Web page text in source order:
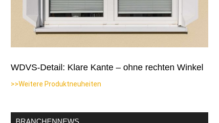
WDVS-Detail: Klare Kante – ohne rechten Winkel
>>Weitere Produktneuheiten
BRANCHENNEWS